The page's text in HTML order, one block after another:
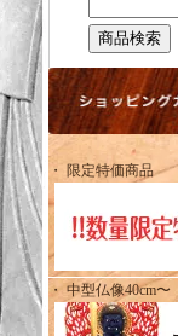
・ 限定特価商品
・ 中型仏像40cm〜